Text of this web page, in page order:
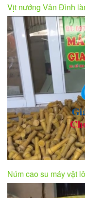
Vịt nướng Vân Đình
Núm cao su máy vặt